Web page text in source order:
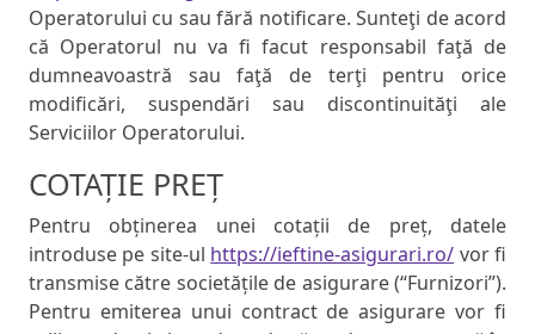
Operatorului cu sau fără notificare. Sunteţi de acord
că Operatorul nu va fi facut responsabil faţă de
dumneavoastră sau faţă de terţi pentru orice
modificări, suspendări sau discontinuităţi ale
Serviciilor Operatorului.
COTAȚIE PREȚ
Pentru obținerea unei cotații de preț, datele
introduse pe site-ul https://ieftine-asigurari.ro/ vor fi
transmise către societățile de asigurare (“Furnizori”).
Pentru emiterea unui contract de asigurare vor fi